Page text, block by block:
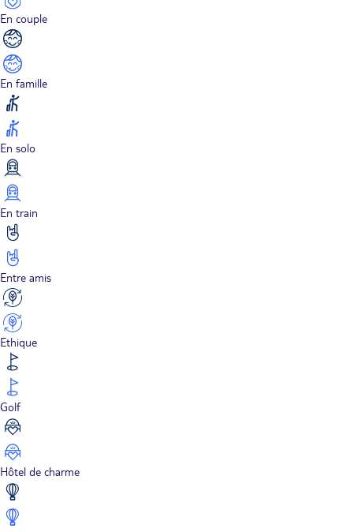
En couple
En famille
En solo
En train
Entre amis
Ethique
Golf
Hôtel de charme